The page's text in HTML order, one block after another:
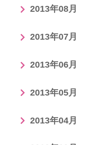
2013年08月
2013年07月
2013年06月
2013年05月
2013年04月